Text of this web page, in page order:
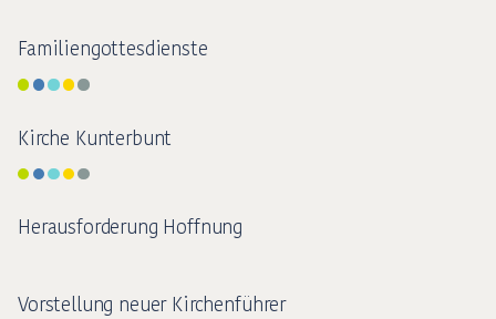
Familiengottesdienste
Kirche Kunterbunt
Herausforderung Hoffnung
Vorstellung neuer Kirchenführer